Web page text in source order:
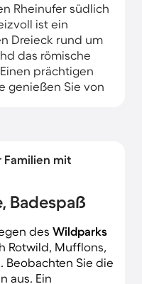
Rheinufer südlich
ist ein
Dreieck rund um
das römische
prächtigen
genießen Sie von
Familien mit
Badespaß
des Wildparks
Rotwild, Mufflons,
Beobachten Sie die
aus. Ein